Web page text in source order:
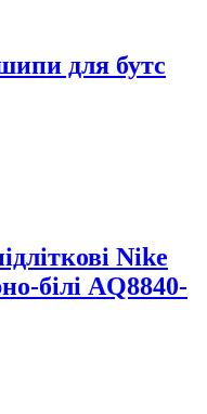
для бутс
Nike
білі AQ8840-